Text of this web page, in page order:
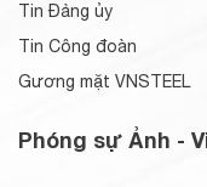
Tin Đảng ủy
Tin Công đoàn
Gương mặt VNSTEEL
Phóng sự Ảnh -